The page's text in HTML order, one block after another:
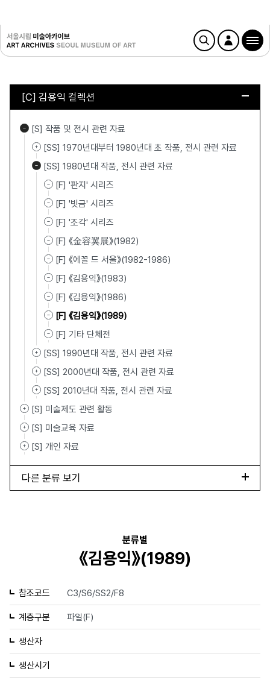
[C] 김용익 컬렉션
[S] 작품 및 전시 관련 자료
[SS] 1970년대부터 1980년대 초 작품, 전시 관련 자료
[SS] 1980년대 작품, 전시 관련 자료
[F] '판지' 시리즈
[F] '빗금' 시리즈
[F] '조각' 시리즈
[F] 《金容翼展》(1982)
[F] 《에꼴 드 서울》(1982-1986)
[F] 《김용익》(1983)
[F] 《김용익》(1986)
[F] 《김용익》(1989)
[F] 기타 단체전
[SS] 1990년대 작품, 전시 관련 자료
[SS] 2000년대 작품, 전시 관련 자료
[SS] 2010년대 작품, 전시 관련 자료
[S] 미술제도 관련 활동
[S] 미술교육 자료
[S] 개인 자료
다른 분류 보기
분류별
《김용익》(1989)
참조코드 C3/S6/SS2/F8
계층구분 파일(F)
생산자
생산시기